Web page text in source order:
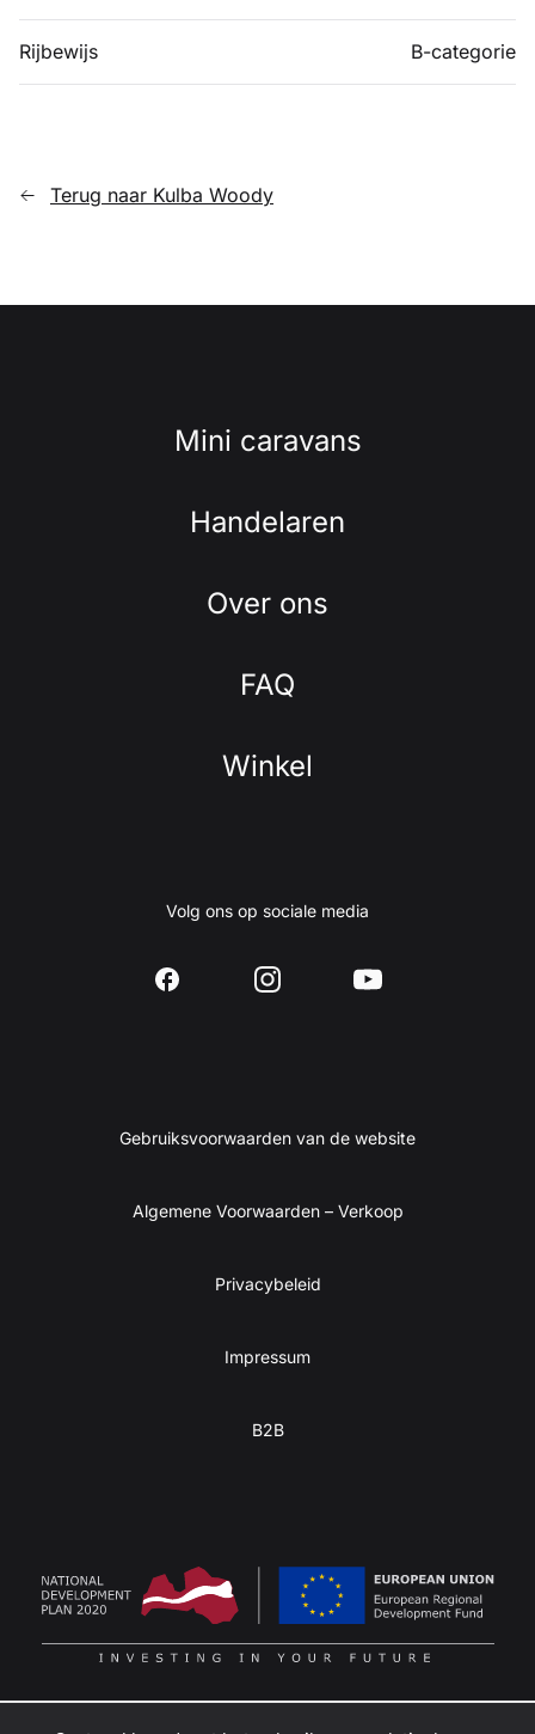
Rijbewijs B-categorie
Terug naar Kulba Woody
Mini caravans
Handelaren
Over ons
FAQ
Winkel
Volg ons op sociale media
Gebruiksvoorwaarden van de website
Algemene Voorwaarden – Verkoop
Privacybeleid
Impressum
B2B